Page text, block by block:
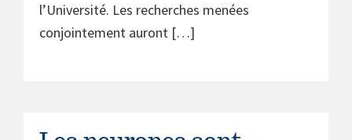
l’Université. Les recherches menées
conjointement auront […]